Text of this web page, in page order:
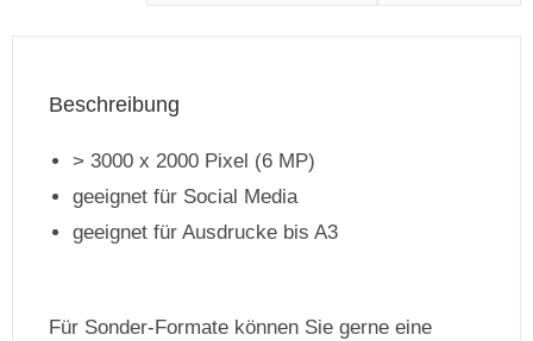
Beschreibung
> 3000 x 2000 Pixel (6 MP)
geeignet für Social Media
geeignet für Ausdrucke bis A3
Für Sonder-Formate können Sie gerne eine